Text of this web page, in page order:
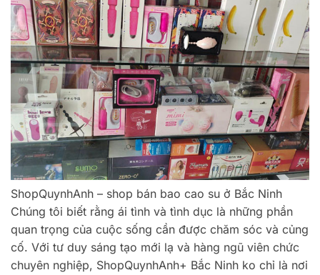
ShopQuynhAnh – shop bán bao cao su ở Bắc Ninh
Chúng tôi biết rằng ái tình và tình dục là những phần
quan trọng của cuộc sống cần được chăm sóc và củng
cố. Với tư duy sáng tạo mới lạ và hàng ngũ viên chức
chuyên nghiệp, ShopQuynhAnh+ Bắc Ninh ko chỉ là nơi